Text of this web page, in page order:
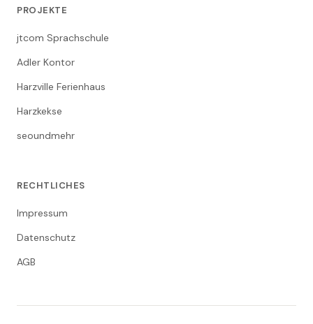
PROJEKTE
jtcom Sprachschule
Adler Kontor
Harzville Ferienhaus
Harzkekse
seoundmehr
RECHTLICHES
Impressum
Datenschutz
AGB